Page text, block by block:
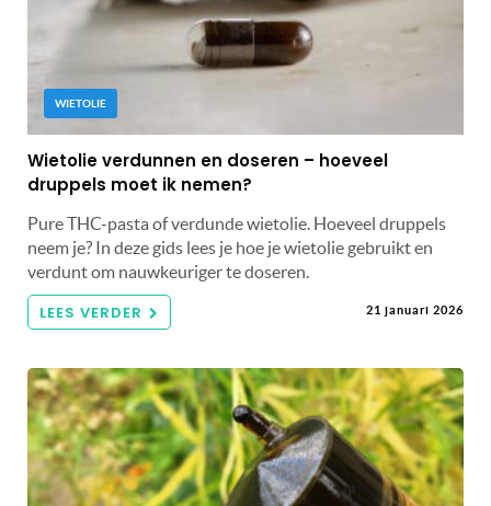
WIETOLIE
Wietolie verdunnen en doseren – hoeveel
druppels moet ik nemen?
Pure THC-pasta of verdunde wietolie. Hoeveel druppels
neem je? In deze gids lees je hoe je wietolie gebruikt en
verdunt om nauwkeuriger te doseren.
LEES VERDER 21 januari 2026